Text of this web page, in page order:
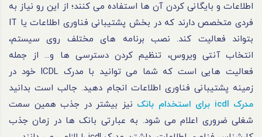
اطلاعات و بایگانی کردن آن ها استفاده می کنند؛ از این رو نیاز به
فردی متخصص دارند که در بخش پشتیبانی فناوری اطلاعات یا IT
بتواند فعالیت کند. نصب برنامه های مختلف روی سیستم،
انتخاب آنتی ویروس، تنظیم کردن دسترسی ها و... از جمله
فعالیت هایی است که شما می توانید با مدرک ICDL خود در
زمینه پشتیبانی فناوری اطلاعات انجام دهید. جالب است بدانید
مدرک icdl برای استخدام بانک
نیز بیشتر در جذب همین سمت
شغلی ضروری اعلام می شود. به عبارتی بانک ها در زمان جذب